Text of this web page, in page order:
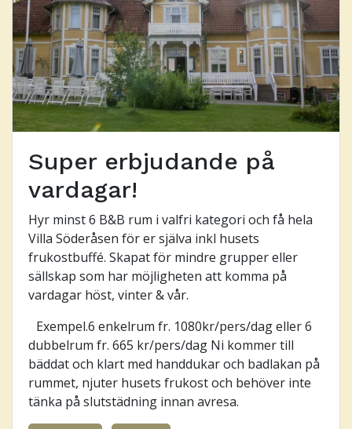
Super erbjudande på
vardagar!
Hyr minst 6 B&B rum i valfri kategori och få hela
Villa Söderåsen för er själva inkl husets
frukostbuffé. Skapat för mindre grupper eller
sällskap som har möjligheten att komma på
vardagar höst, vinter & vår.
Exempel.6 enkelrum fr. 1080kr/pers/dag eller 6
dubbelrum fr. 665 kr/pers/dag Ni kommer till
bäddat och klart med handdukar och badlakan på
rummet, njuter husets frukost och behöver inte
tänka på slutstädning innan avresa.